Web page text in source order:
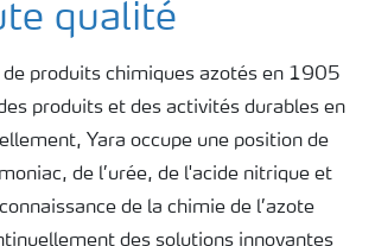
qualité
produits chimiques azotés en 1905
produits et des activités durables en
Yara occupe une position de
de l’urée, de l'acide nitrique et
de la chimie de l’azote
des solutions innovantes